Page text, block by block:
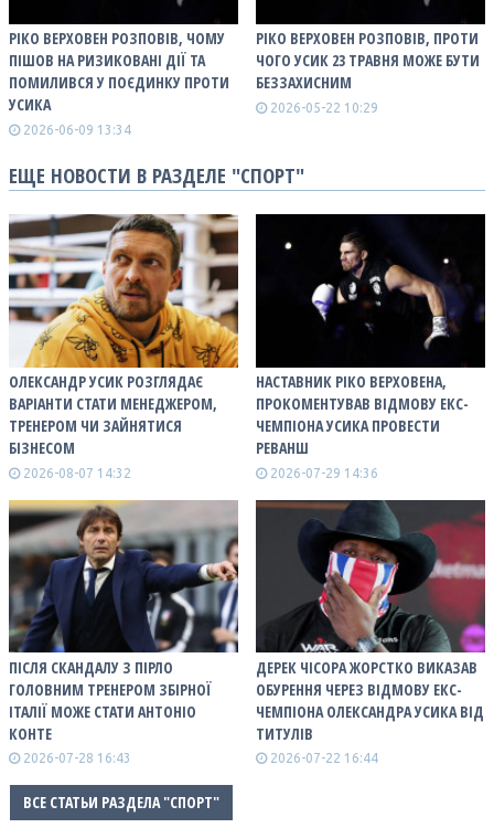
РІКО ВЕРХОВЕН РОЗПОВІВ, ЧОМУ
ПІШОВ НА РИЗИКОВАНІ ДІЇ ТА
ПОМИЛИВСЯ У ПОЄДИНКУ ПРОТИ
УСИКА
2026-06-09 13:34
РІКО ВЕРХОВЕН РОЗПОВІВ, ПРОТИ
ЧОГО УСИК 23 ТРАВНЯ МОЖЕ БУТИ
БЕЗЗАХИСНИМ
2026-05-22 10:29
ЕЩЕ НОВОСТИ В РАЗДЕЛЕ "СПОРТ"
ОЛЕКСАНДР УСИК РОЗГЛЯДАЄ
ВАРІАНТИ СТАТИ МЕНЕДЖЕРОМ,
ТРЕНЕРОМ ЧИ ЗАЙНЯТИСЯ
БІЗНЕСОМ
2026-08-07 14:32
НАСТАВНИК РІКО ВЕРХОВЕНА,
ПРОКОМЕНТУВАВ ВІДМОВУ ЕКС-
ЧЕМПІОНА УСИКА ПРОВЕСТИ
РЕВАНШ
2026-07-29 14:36
ПІСЛЯ СКАНДАЛУ З ПІРЛО
ГОЛОВНИМ ТРЕНЕРОМ ЗБІРНОЇ
ІТАЛІЇ МОЖЕ СТАТИ АНТОНІО
КОНТЕ
2026-07-28 16:43
ДЕРЕК ЧІСОРА ЖОРСТКО ВИКАЗАВ
ОБУРЕННЯ ЧЕРЕЗ ВІДМОВУ ЕКС-
ЧЕМПІОНА ОЛЕКСАНДРА УСИКА ВІД
ТИТУЛІВ
2026-07-22 16:44
ВСЕ СТАТЬИ РАЗДЕЛА "СПОРТ"